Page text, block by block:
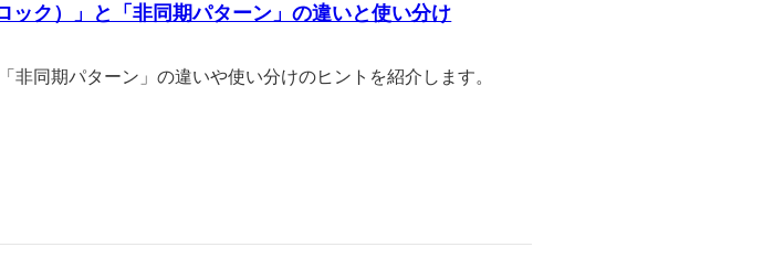
ック）」と「非同期パターン」の違いと使い分け
非同期パターン」の違いや使い分けのヒントを紹介します。